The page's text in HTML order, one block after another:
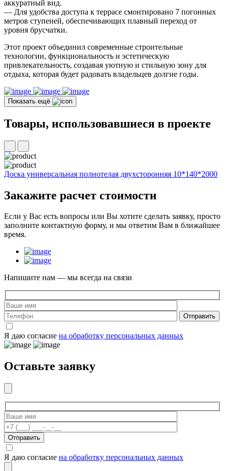
аккуратный вид.
— Для удобства доступа к террасе смонтировано 7 погонных
метров ступеней, обеспечивающих плавный переход от
уровня брусчатки.
Этот проект объединил современные строительные
технологии, функциональность и эстетическую
привлекательность, создавая уютную и стильную зону для
отдыха, которая будет радовать владельцев долгие годы.
Показать ещё
Товары, использовавшиеся в проекте
Доска универсальная полнотелая двухсторонняя 10*140*2000
Закажите расчет стоимости
Если у Вас есть вопросы или Вы хотите сделать заявку, просто
заполните контактную форму, и мы ответим Вам в ближайшее
время.
Напишите нам — мы всегда на связи
Отправить
Я даю согласие на обработку персональных данных
Оставьте заявку
Отправить
Я даю согласие на обработку персональных данных